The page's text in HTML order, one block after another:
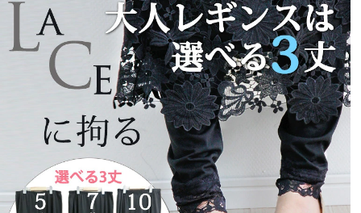
みこちん
購入者
神奈川県
2018/08/26
生地は厚すぎず薄すぎず良かったです。夏でも暑苦しく
ないので活躍してます。
伸縮性はちょっと低めですが、着用してて苦しいってこ
とはないです。日常生活でしゃがんだりする動作が多い
人は、ちょっと動きにくさを感じるかも？
私は欲しいサイズと丈が品切れで、ワンサイズ小さいの